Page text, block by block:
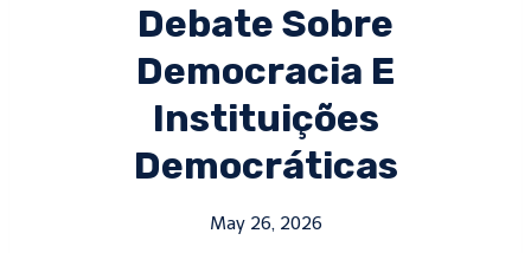
Debate Sobre
Democracia E
Instituições
Democráticas
May 26, 2026